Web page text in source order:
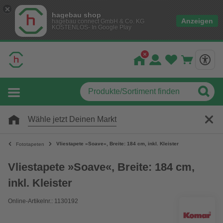
hagebau shop
hagebau connect GmbH & Co. KG
KOSTENLOS- In Google Play
Anzeigen
Wähle jetzt Deinen Markt
Fototapeten Vliestapete »Soave«, Breite: 184 cm, inkl. Kleister
Vliestapete »Soave«, Breite: 184 cm,
inkl. Kleister
Online-Artikelnr.: 1130192